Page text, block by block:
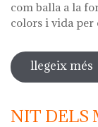
com balla a la
colors i vida per
llegeix més
NIT DELS